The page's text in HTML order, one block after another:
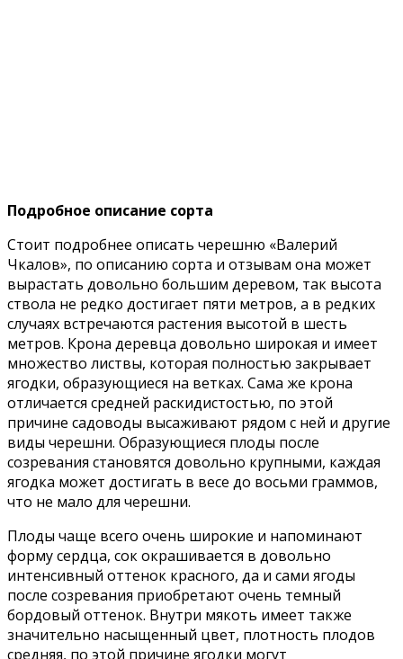
Подробное описание сорта
Стоит подробнее описать черешню «Валерий
Чкалов», по описанию сорта и отзывам она может
вырастать довольно большим деревом, так высота
ствола не редко достигает пяти метров, а в редких
случаях встречаются растения высотой в шесть
метров. Крона деревца довольно широкая и имеет
множество листвы, которая полностью закрывает
ягодки, образующиеся на ветках. Сама же крона
отличается средней раскидистостью, по этой
причине садоводы высаживают рядом с ней и другие
виды черешни. Образующиеся плоды после
созревания становятся довольно крупными, каждая
ягодка может достигать в весе до восьми граммов,
что не мало для черешни.
Плоды чаще всего очень широкие и напоминают
форму сердца, сок окрашивается в довольно
интенсивный оттенок красного, да и сами ягоды
после созревания приобретают очень темный
бордовый оттенок. Внутри мякоть имеет также
значительно насыщенный цвет, плотность плодов
средняя, по этой причине ягодки могут